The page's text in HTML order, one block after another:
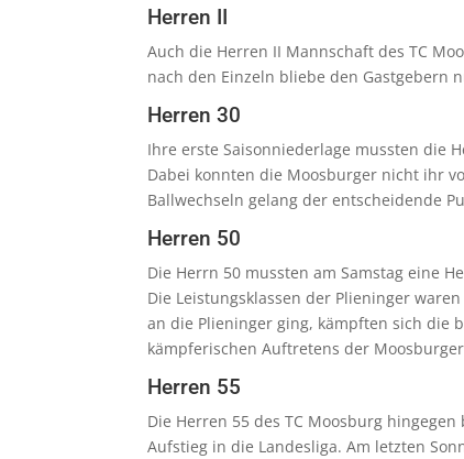
Herren II
Auch die Herren II Mannschaft des TC
nach den Einzeln bliebe den Gastgebern
Herren 30
Ihre erste Saisonniederlage mussten die
Dabei konnten die Moosburger nicht ihr
Ballwechseln gelang der entscheidende
Herren 50
Die Herrn 50 mussten am Samstag eine
Die Leistungsklassen der Plieninger
an die Plieninger ging, kämpften sich die
kämpferischen Auftretens der
Herren 55
Die Herren 55 des TC Moosburg
Aufstieg in die Landesliga. Am letzten